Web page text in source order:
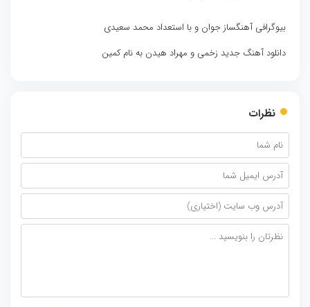
بیوگرافی آهنگساز جوان و با استعداد محمد سعیدی
دانلود آهنگ جدید زخمی و مهراد هیدن به نام کمین
نظرات